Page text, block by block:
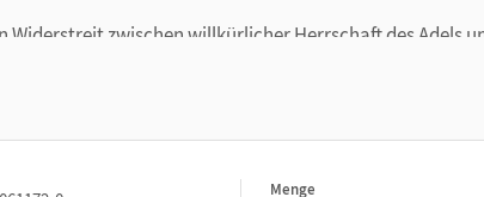
Widerstreit zwischen willkürlicher Herrschaft des Adels
in der Reihe
gekürzt: Die Lektüren der ReiheEinfach klassisch
einfachen Zugang zu Klassikern
Menge